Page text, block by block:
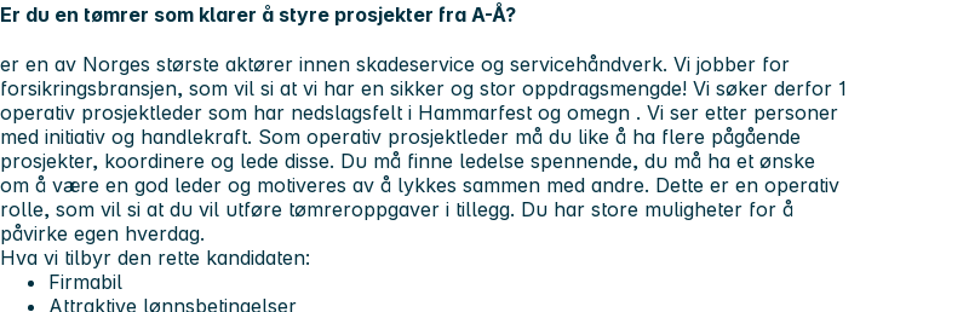
Er du en tømrer som klarer å styre prosjekter fra A-Å?
er en av Norges største aktører innen skadeservice og servicehåndverk. Vi jobber for
forsikringsbransjen, som vil si at vi har en sikker og stor oppdragsmengde! Vi søker derfor 1
operativ prosjektleder som har nedslagsfelt i Hammarfest og omegn . Vi ser etter personer
med initiativ og handlekraft. Som operativ prosjektleder må du like å ha flere pågående
prosjekter, koordinere og lede disse. Du må finne ledelse spennende, du må ha et ønske
om å være en god leder og motiveres av å lykkes sammen med andre. Dette er en operativ
rolle, som vil si at du vil utføre tømreroppgaver i tillegg. Du har store muligheter for å
påvirke egen hverdag.
Hva vi tilbyr den rette kandidaten:
Firmabil
Attraktive lønnsbetingelser